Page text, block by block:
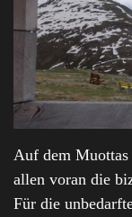
Auf dem Muottas
allen voran die
Für die